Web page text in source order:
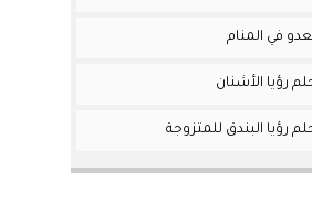
في المنام
رؤيا الأشنان
رؤيا البندق للمتزوجة